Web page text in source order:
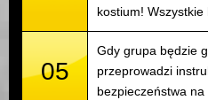
kostium!
05
Gdy grupa będzie
przeprowadzi
bezpieczeństwa na